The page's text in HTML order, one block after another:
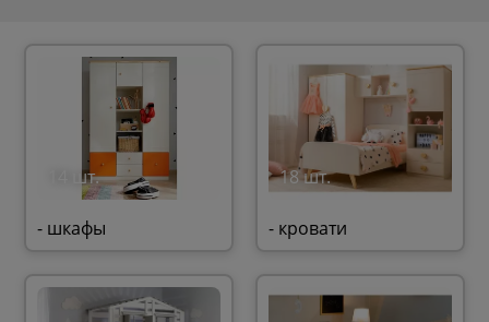
14 шт.
- шкафы
18 шт.
- кровати